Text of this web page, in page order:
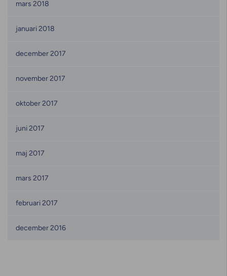
mars 2018
januari 2018
december 2017
november 2017
oktober 2017
juni 2017
maj 2017
mars 2017
februari 2017
december 2016